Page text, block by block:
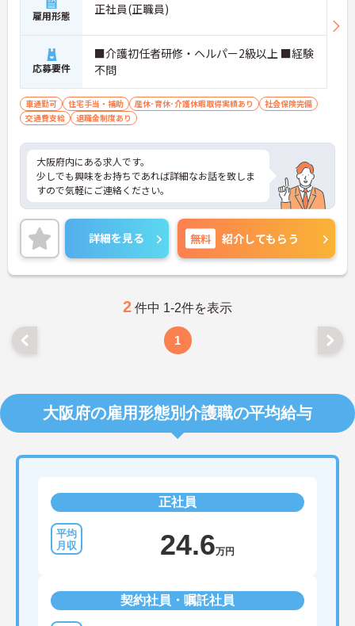
雇用形態 正社員(正職員)
応募要件
■介護初任者研修・ヘルパー2級以上 ■経験
不問
車通勤可 住宅手当・補助 産休･育休･介護休暇取得実績あり
社会保険完備
交通費支給
退職金制度あり
大阪府内にある求人です。
少しでも興味をお持ちであれば詳細なお話を致しま
すので気軽にご連絡ください。
詳細を見る 無料 紹介してもらう
2 件中 1-2件を表示
1
大阪府の雇用形態別介護職の平均給与
正社員
24.6万円
契約社員・嘱託社員